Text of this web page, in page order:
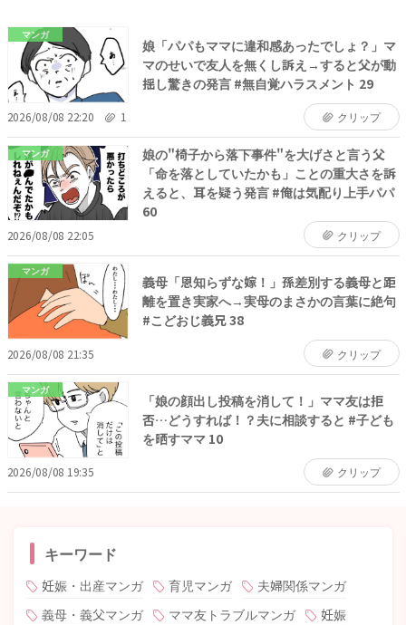
マンガ
娘「パパもママに違和感あったでしょ？」マ
マのせいで友人を無くし訴え→すると父が動
揺し驚きの発言 #無自覚ハラスメント 29
2026/08/08 22:20 1 クリップ
マンガ
娘の"椅子から落下事件"を大げさと言う父
「命を落としていたかも」ことの重大さを訴
えると、耳を疑う発言 #俺は気配り上手パパ
60
2026/08/08 22:05 クリップ
マンガ
義母「恩知らずな嫁！」孫差別する義母と距
離を置き実家へ→実母のまさかの言葉に絶句
#こどおじ義兄 38
2026/08/08 21:35 クリップ
マンガ
「娘の顔出し投稿を消して！」ママ友は拒
否…どうすれば！？夫に相談すると #子ども
を晒すママ 10
2026/08/08 19:35 クリップ
キーワード
妊娠・出産マンガ 育児マンガ
夫婦関係マンガ
義母・義父マンガ
ママ友トラブルマンガ
妊娠